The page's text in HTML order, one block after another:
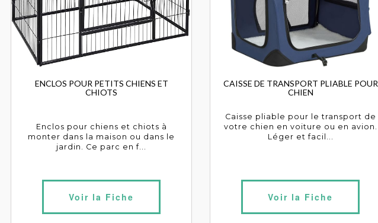
ENCLOS POUR PETITS CHIENS ET
CHIOTS
Enclos pour chiens et chiots à
monter dans la maison ou dans le
jardin. Ce parc en f...
Voir la Fiche
CAISSE DE TRANSPORT PLIABLE POUR
CHIEN
Caisse pliable pour le transport de
votre chien en voiture ou en avion.
Léger et facil...
Voir la Fiche